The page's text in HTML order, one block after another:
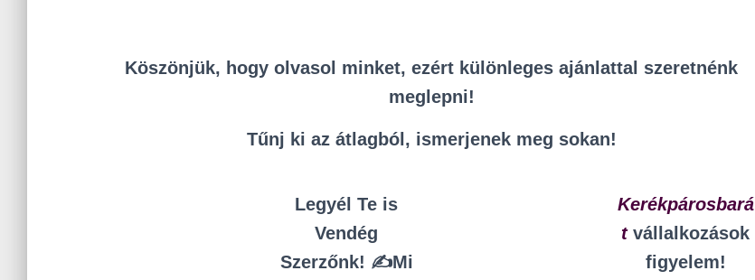
Köszönjük, hogy olvasol minket, ezért különleges ajánlattal szeretnénk
meglepni!
Tűnj ki az átlagból, ismerjenek meg sokan!
Legyél Te is
Vendég
Szerzőnk! ✍️Mi
Kerékpárosbará
tvállalkozások
figyelem!